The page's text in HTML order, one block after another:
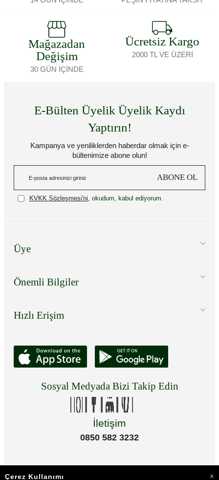
Mağazadan
Değişim
30 GÜN İÇİNDE
Ücretsiz Kargo
2000 TL VE ÜZERİ
E-Bülten Üyelik Üyelik Kaydı
Yaptırın!
Kampanya ve yeniliklerden haberdar olmak için e-
bültenimize abone olun!
ABONE OL
KVKK Sözleşmesi'ni , okudum, kabul ediyorum.
Üye
Önemli Bilgiler
Hızlı Erişim
Sosyal Medyada Bizi Takip Edin
İletişim
0850 582 3232
Çerez Kullanımı X